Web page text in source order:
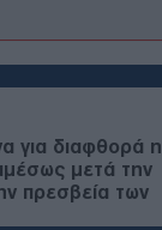
για διαφθορά η
μετά την
πρεσβεία των